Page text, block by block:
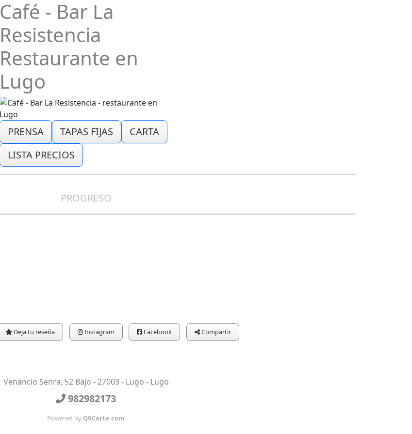
Café - Bar La
Resistencia
Restaurante en
Lugo
PRENSA TAPAS FIJAS
CARTA
LISTA PRECIOS
PROGRESO
Deja tu reseña Instagram Facebook Compartir
Venancio Senra, 52 Bajo - 27003 - Lugo - Lugo
982982173
Powered by QRCarta.com